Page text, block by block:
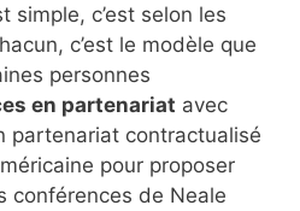
simple, c’est selon les
c’est le modèle que
personnes
en partenariat avec
partenariat contractualisé
pour proposer
conférences de Neale